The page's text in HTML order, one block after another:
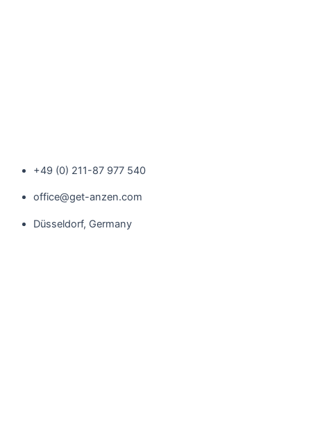
+49 (0) 211-87 977 540
office@get-anzen.com
Düsseldorf, Germany